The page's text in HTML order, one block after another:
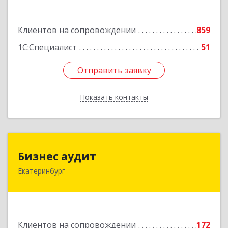
Клиентов на сопровождении
859
1С:Специалист
51
Отправить заявку
Показать контакты
Отправить заявку
Назад
Бизнес аудит
Екатеринбург
Клиентов на сопровождении
172
620062, Свердловская обл, Екатеринбург г,